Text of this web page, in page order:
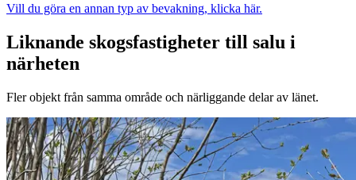
Vill du göra en annan typ av bevakning, klicka här.
Liknande skogsfastigheter till salu i
närheten
Fler objekt från samma område och närliggande delar av länet.